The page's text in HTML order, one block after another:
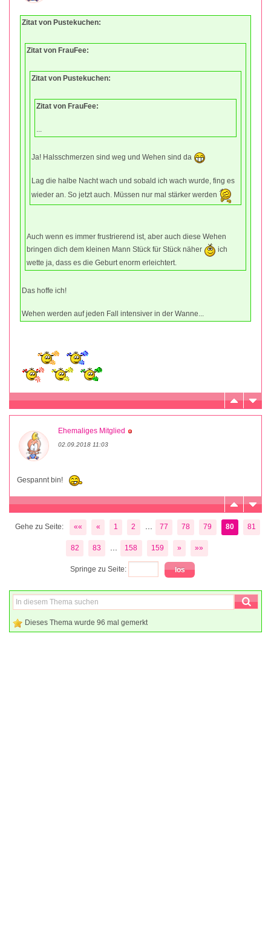
Zitat von Pustekuchen:
Zitat von FrauFee:
Zitat von Pustekuchen:
Zitat von FrauFee:
...
Ja! Halsschmerzen sind weg und Wehen sind da
Lag die halbe Nacht wach und sobald ich wach wurde, fing es
wieder an. So jetzt auch. Müssen nur mal stärker werden
Auch wenn es immer frustrierend ist, aber auch diese Wehen
bringen dich dem kleinen Mann Stück für Stück näher
ich
wette ja, dass es die Geburt enorm erleichtert.
Das hoffe ich!
Wehen werden auf jeden Fall intensiver in der Wanne...
Ehemaliges Mitglied
02.09.2018 11:03
Gespannt bin!
Gehe zu Seite: «« « 1 2 ... 77 78 79 80 81
82 83 158 159 » »»
Springe zu Seite:
Dieses Thema wurde 96 mal gemerkt